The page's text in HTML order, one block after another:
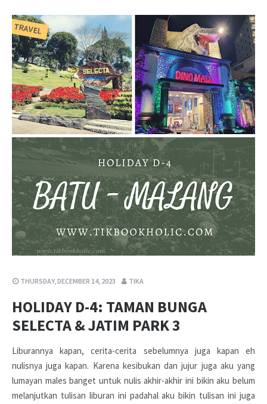
TRAVEL
THURSDAY, DECEMBER 14, 2023 TIKA
HOLIDAY D-4: TAMAN BUNGA
SELECTA & JATIM PARK 3
Liburannya kapan, cerita-cerita sebelumnya juga kapan eh
nulisnya juga kapan. Karena kesibukan dan jujur juga aku yang
lumayan males banget untuk nulis akhir-akhir ini bikin aku belum
melanjutkan tulisan liburan ini padahal aku bikin tulisan ini juga